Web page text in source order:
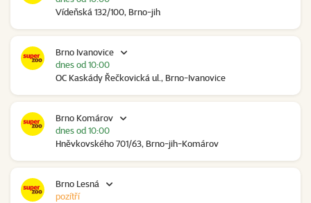
Vídeňská 132/100, Brno-jih
Brno Ivanovice
OC Kaskády Řečkovická ul., Brno-Ivanovice
dnes od 10:00
Brno Komárov
Hněvkovského 701/63, Brno-jih-Komárov
dnes od 10:00
Brno Lesná
pozítří